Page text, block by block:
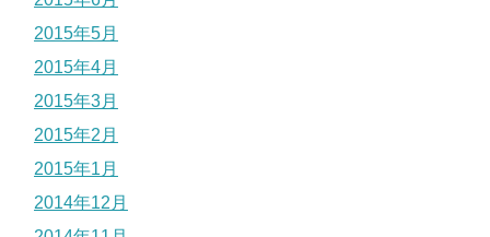
2015年5月
2015年4月
2015年3月
2015年2月
2015年1月
2014年12月